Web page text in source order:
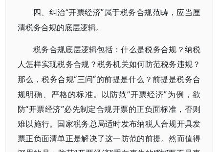
四、纠治“开票经济”属于税务合规范畴，应当厘
清税务合规的底层逻辑。
税务合规底层逻辑包括：什么是税务合规？纳税
人怎样实现税务合规？税务机关如何防范税务违规？
那么，税务合规“三问”的前提是什么？前提是税务合
规明确、严格的标准。以防范“开票经济”为例，欲
防“开票经济”必先制定合规开票的正负面标准，否则
难以施行。国家税务总局适时发布纳税人合规开具发
票正负面清单正是解决了这一防范的前提。然而值得